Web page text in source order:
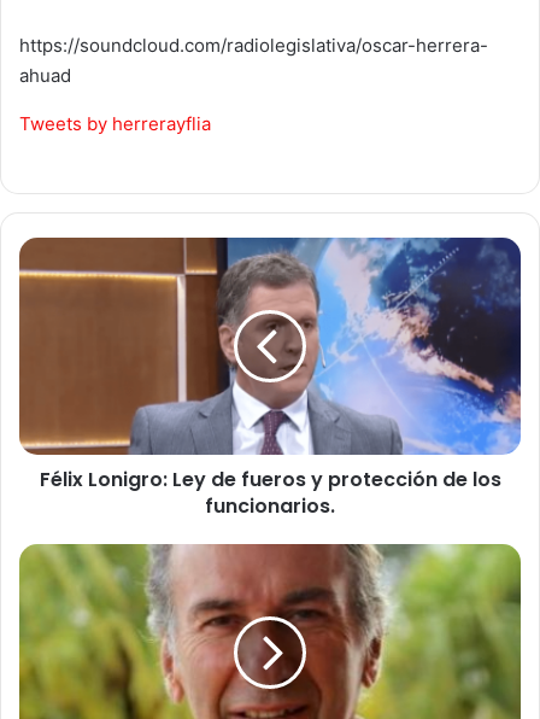
https://soundcloud.com/radiolegislativa/oscar-herrera-
ahuad
Tweets by herrerayflia
Félix
Lonigro:
los
funcionarios.
Félix Lonigro: Ley de fueros y protección de los
funcionarios.
Humberto
Schiavoni:
"Los
oficialismos
provinciales
corren
siempre